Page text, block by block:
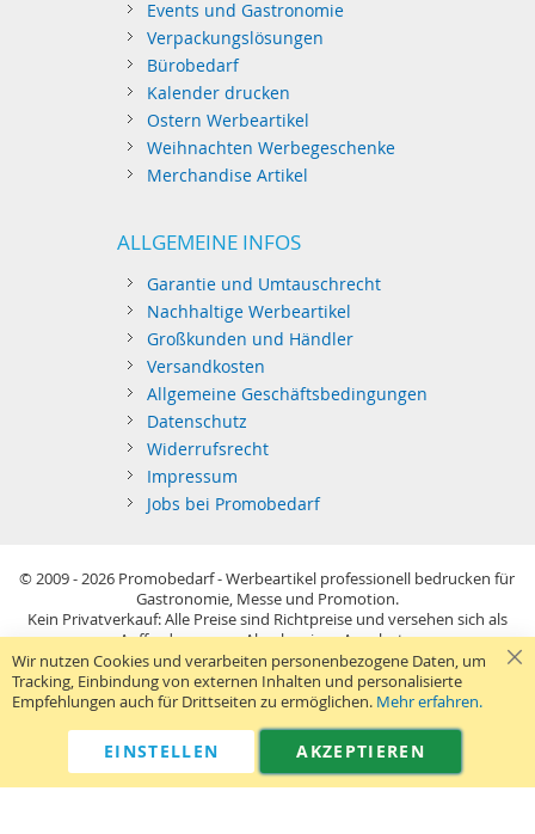
Events und Gastronomie
Verpackungslösungen
Bürobedarf
Kalender drucken
Ostern Werbeartikel
Weihnachten Werbegeschenke
Merchandise Artikel
ALLGEMEINE INFOS
Garantie und Umtauschrecht
Nachhaltige Werbeartikel
Großkunden und Händler
Versandkosten
Allgemeine Geschäftsbedingungen
Datenschutz
Widerrufsrecht
Impressum
Jobs bei Promobedarf
© 2009 - 2026 Promobedarf - Werbeartikel professionell bedrucken für
Gastronomie, Messe und Promotion.
Kein Privatverkauf: Alle Preise sind Richtpreise und versehen sich als
Aufforderung zur Abgabe eines Angebots.
Sie richten sich nur an gewerblichen Bedarf (§14 BGB) im Sinne der
Preisangabenverordnung und verstehen sich netto zzgl. MwSt. USB-
Sticks: Tagespreise ggf. zzgl. Druckkosten und GEMA.
Telefon:040 38 63 12 40 Kontaktformular
Wir nutzen Cookies und verarbeiten personenbezogene Daten, um
Tracking, Einbindung von externen Inhalten und personalisierte
Empfehlungen auch für Drittseiten zu ermöglichen. Mehr erfahren.
AKZEPTIEREN
EINSTELLEN